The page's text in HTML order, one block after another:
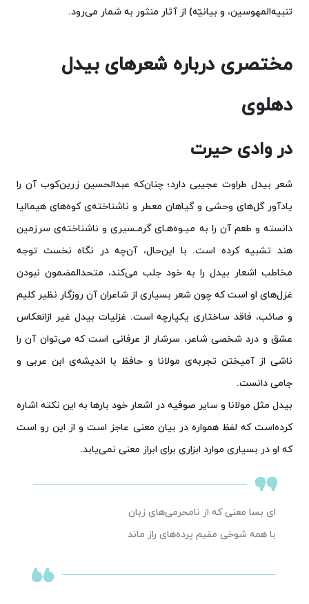
تنبیه‌المهوسین، و بیانیّه) از آثار منثور به شمار می‌رود.
مختصری درباره شعرهای بیدل
دهلوی
در وادی حیرت
شعر بیدل طراوت عجیبی دارد؛ چنان‌که عبدالحسین زرین‌کوب آن را
یادآور گل‌های وحشی و گیاهان معطر و ناشناخته‌ی کوه‌های هیمالیا
دانسته و طعم آن را به میـوه‌هـای گرمـسیری و ناشناخته‌ی سرزمین
هند تشبیه کرده است. با این‌حال، آن‌چه در نگاه نخست توجه
مخاطب اشعار بیدل را به خود جلب می‌کند، متحدالمضمون نبودن
غزل‌های او است که چون شعر بسیاری از شاعران آن روزگار نظیر کلیم
و صائب، فاقد ساختاری یکپارچه است. غزلیات بیدل غیر ازانعکاس
عشق و درد شخصی شاعر، سرشار از عرفانی است که می‌توان آن را
ناشی از آمیختن تجربه‌ی مولانا و حافظ با اندیشه‌ی ابن عربی و
جامی دانست.
بیدل مثل مولانا و سایر صوفیه در اشعار خود بارها به این نکته اشاره
کرده‌است که لفظ همواره در بیان معنی عاجز است و از این رو است
که او در بسیاری موارد ابزاری برای ابراز معنی نمی‌یابد.
ای بسا معنی که از نامحرمی‌های زبان
با همه شوخی مقیم پرده‌های راز ماند